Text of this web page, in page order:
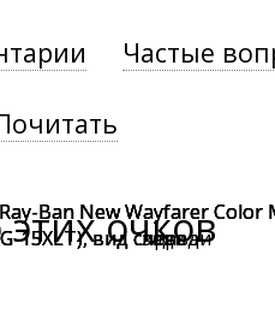
Частые
очков